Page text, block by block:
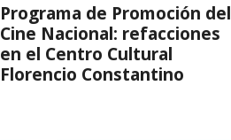
Programa de Promoción del
Cine Nacional: refacciones
en el Centro Cultural
Florencio Constantino